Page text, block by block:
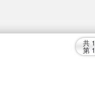
共 1
第 1